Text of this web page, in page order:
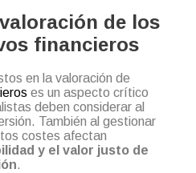
de los
financieros
en la valoración de
es un aspecto crítico
deben considerar al
También al gestionar
costes afectan
y el valor justo de
.